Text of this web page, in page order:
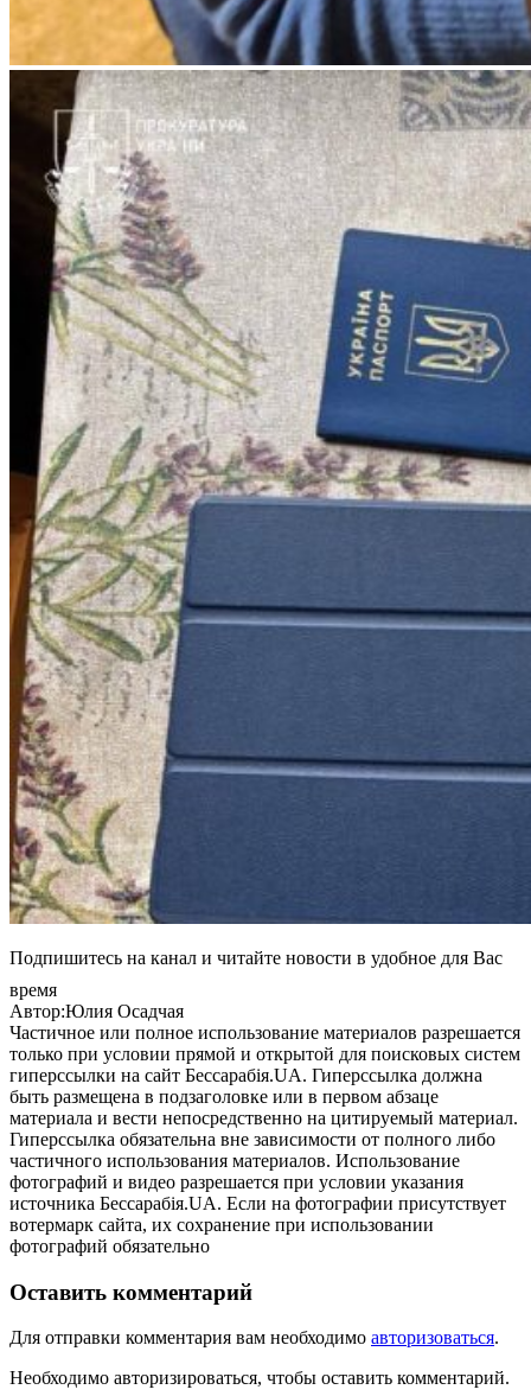
Подпишитесь на канал и читайте новости в удобное для Вас
время
Автор:Юлия Осадчая
Частичное или полное использование материалов разрешается
только при условии прямой и открытой для поисковых систем
гиперссылки на сайт Бессарабія.UA. Гиперссылка должна
быть размещена в подзаголовке или в первом абзаце
материала и вести непосредственно на цитируемый материал.
Гиперссылка обязательна вне зависимости от полного либо
частичного использования материалов. Использование
фотографий и видео разрешается при условии указания
источника Бессарабія.UA. Если на фотографии присутствует
вотермарк сайта, их сохранение при использовании
фотографий обязательно
Оставить комментарий
Для отправки комментария вам необходимо авторизоваться.
Необходимо авторизироваться, чтобы оставить комментарий.